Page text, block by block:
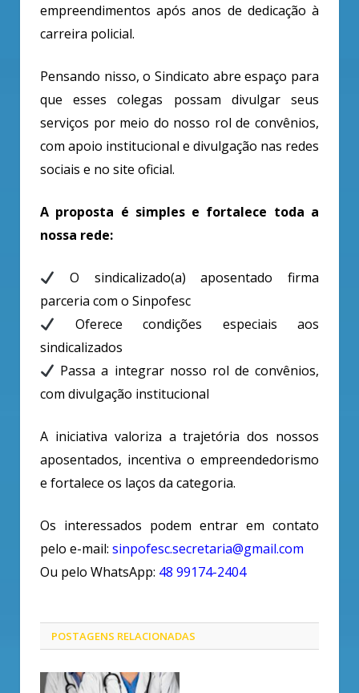
empreendimentos após anos de dedicação à
carreira policial.
Pensando nisso, o Sindicato abre espaço para
que esses colegas possam divulgar seus
serviços por meio do nosso rol de convênios,
com apoio institucional e divulgação nas redes
sociais e no site oficial.
A proposta é simples e fortalece toda a
nossa rede:
O sindicalizado(a) aposentado firma
parceria com o Sinpofesc
Oferece condições especiais aos
sindicalizados
Passa a integrar nosso rol de convênios,
com divulgação institucional
A iniciativa valoriza a trajetória dos nossos
aposentados, incentiva o empreendedorismo
e fortalece os laços da categoria.
Os interessados podem entrar em contato
pelo e-mail: sinpofesc.secretaria@gmail.com
Ou pelo WhatsApp: 48 99174-2404
POSTAGENS RELACIONADAS